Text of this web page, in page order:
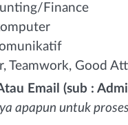
Finance
Teamwork, Good
Email (sub :
apapun untuk